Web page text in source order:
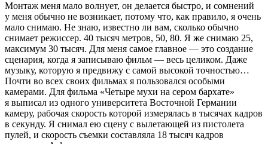
Монтаж меня мало волнует, он делается быстро, и сомнений
у меня обычно не возникает, потому что, как правило, я очень
мало снимаю. Не знаю, известно ли вам, сколько обычно
снимает режиссер. 40 тысяч метров, 50, 80. Я же снимаю 25,
максимум 30 тысяч. Для меня самое главное — это создание
сценария, когда я записываю фильм — весь целиком. Даже
музыку, которую я предвижу с самой высокой точностью…
Почти во всех своих фильмах я пользовался особыми
камерами. Для фильма «Четыре мухи на сером бархате»
я выписал из одного университета Восточной Германии
камеру, рабочая скорость которой измерялась в тысячах кадров
в секунду. Я снимал ею сцену с вылетающей из пистолета
пулей, и скорость съемки составляла 18 тысяч кадров